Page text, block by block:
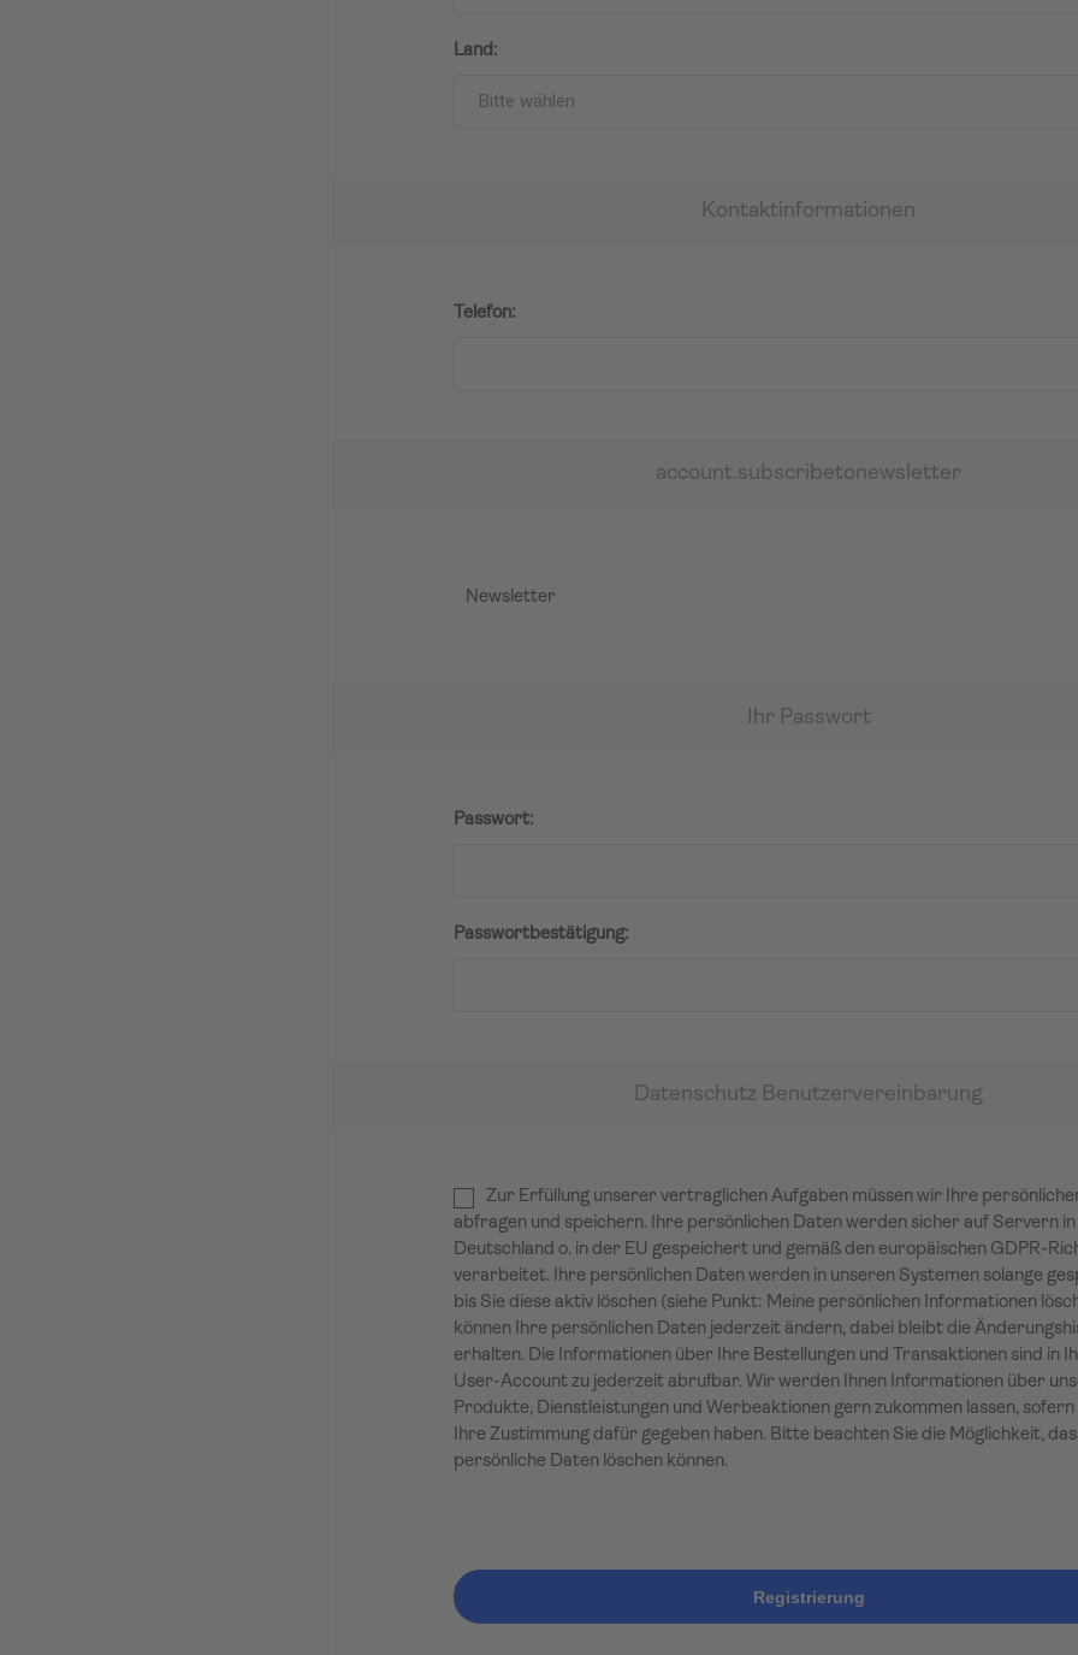
Land:
Kontaktinformationen
Telefon:
account.subscribetonewsletter
Newsletter
Ihr Passwort
Passwort:
Passwortbestätigung:
Datenschutz Benutzervereinbarung
Zur Erfüllung unserer vertraglichen Aufgaben müssen wir Ihre
abfragen und speichern. Ihre persönlichen Daten werden sicher auf Servern in
Deutschland o. in der EU gespeichert und gemäß den europäischen GDPR-
verarbeitet. Ihre persönlichen Daten werden in unseren Systemen solange
bis Sie diese aktiv löschen (siehe Punkt: Meine persönlichen Informationen
können Ihre persönlichen Daten jederzeit ändern, dabei bleibt die
erhalten. Die Informationen über Ihre Bestellungen und Transaktionen sind in
User-Account zu jederzeit abrufbar. Wir werden Ihnen Informationen über
Produkte, Dienstleistungen und Werbeaktionen gern zukommen lassen, sofern
Ihre Zustimmung dafür gegeben haben. Bitte beachten Sie die Möglichkeit,
persönliche Daten löschen können.
Registrierung